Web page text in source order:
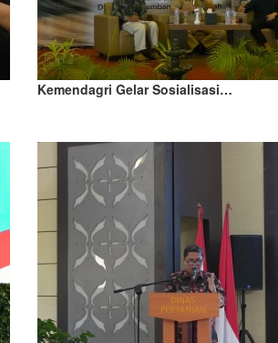
Kemendagri Gelar Sosialisasi…